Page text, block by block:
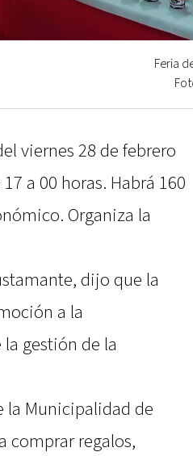
Feria
viernes 28 de febrero
a 00 horas. Habrá 160
Organiza la
dijo que la
a la
gestión de la
la Municipalidad de
comprar regalos,